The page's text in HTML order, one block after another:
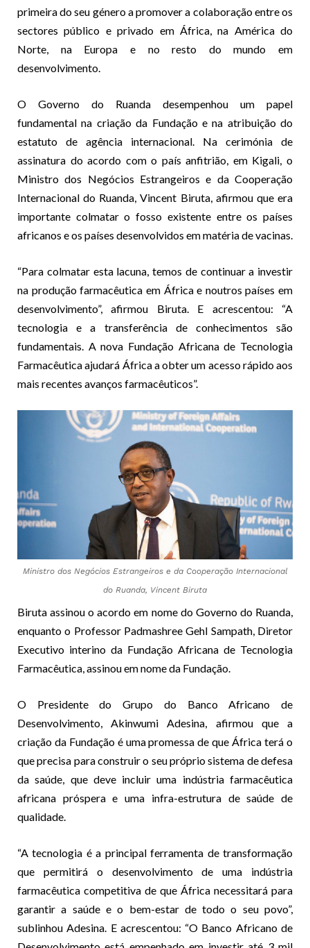
primeira do seu género a promover a colaboração entre os
sectores público e privado em África, na América do
Norte, na Europa e no resto do mundo em
desenvolvimento.
O Governo do Ruanda desempenhou um papel
fundamental na criação da Fundação e na atribuição do
estatuto de agência internacional. Na cerimónia de
assinatura do acordo com o país anfitrião, em Kigali, o
Ministro dos Negócios Estrangeiros e da Cooperação
Internacional do Ruanda, Vincent Biruta, afirmou que era
importante colmatar o fosso existente entre os países
africanos e os países desenvolvidos em matéria de vacinas.
“Para colmatar esta lacuna, temos de continuar a investir
na produção farmacêutica em África e noutros países em
desenvolvimento”, afirmou Biruta. E acrescentou: “A
tecnologia e a transferência de conhecimentos são
fundamentais. A nova Fundação Africana de Tecnologia
Farmacêutica ajudará África a obter um acesso rápido aos
mais recentes avanços farmacêuticos”.
Ministro dos Negócios Estrangeiros e da Cooperação Internacional
do Ruanda, Vincent Biruta
Biruta assinou o acordo em nome do Governo do Ruanda,
enquanto o Professor Padmashree Gehl Sampath, Diretor
Executivo interino da Fundação Africana de Tecnologia
Farmacêutica, assinou em nome da Fundação.
O Presidente do Grupo do Banco Africano de
Desenvolvimento, Akinwumi Adesina, afirmou que a
criação da Fundação é uma promessa de que África terá o
que precisa para construir o seu próprio sistema de defesa
da saúde, que deve incluir uma indústria farmacêutica
africana próspera e uma infra-estrutura de saúde de
qualidade.
“A tecnologia é a principal ferramenta de transformação
que permitirá o desenvolvimento de uma indústria
farmacêutica competitiva de que África necessitará para
garantir a saúde e o bem-estar de todo o seu povo”,
sublinhou Adesina. E acrescentou: “O Banco Africano de